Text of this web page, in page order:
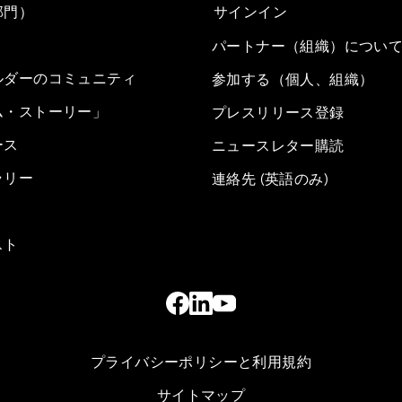
）
ーのコミュニティ
ストーリー」
リー
サインイン
パートナー（組織）につい
参加する（個人、組織）
プレスリリース登録
ニュースレター購読
連絡先 (英語のみ)
プライバシーポリシーと利用規約
サイトマップ